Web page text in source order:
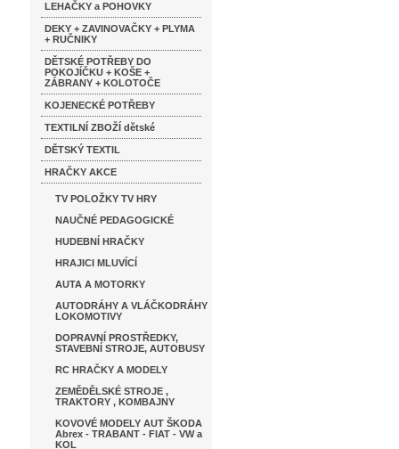
LEHAČKY a POHOVKY
DEKY + ZAVINOVAČKY + PLYMA
+ RUČNIKY
DĚTSKÉ POTŘEBY DO
POKOJÍČKU + KOŠE +
ZÁBRANY + KOLOTOČE
KOJENECKÉ POTŘEBY
TEXTILNÍ ZBOŽÍ dětské
DĚTSKÝ TEXTIL
HRAČKY AKCE
TV POLOŽKY TV HRY
NAUČNÉ PEDAGOGICKÉ
HUDEBNÍ HRAČKY
HRAJICI MLUVÍCÍ
AUTA A MOTORKY
AUTODRÁHY A VLÁČKODRÁHY
LOKOMOTIVY
DOPRAVNÍ PROSTŘEDKY,
STAVEBNÍ STROJE, AUTOBUSY
RC HRAČKY A MODELY
ZEMĚDĚLSKÉ STROJE ,
TRAKTORY , KOMBAJNY
KOVOVÉ MODELY AUT ŠKODA
Abrex - TRABANT - FIAT - VW a
KOL